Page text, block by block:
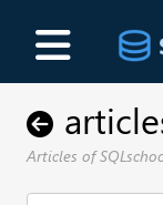
Articles of